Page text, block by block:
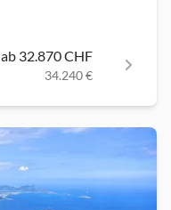
ab 32.870 CHF
34.240 €